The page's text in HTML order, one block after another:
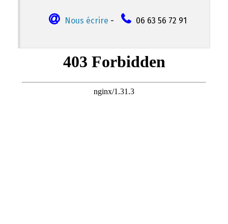
Nous écrire - 06 63 56 72 91